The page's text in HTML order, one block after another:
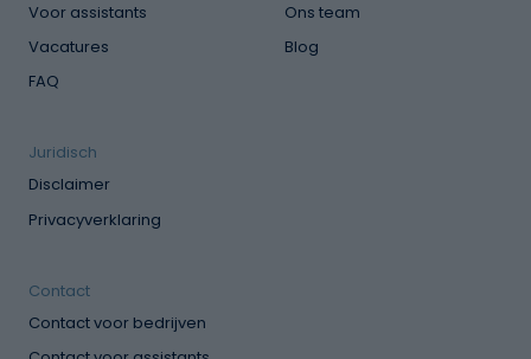
Voor assistants
Vacatures
FAQ
Ons team
Blog
Juridisch
Disclaimer
Privacyverklaring
Contact
Contact voor bedrijven